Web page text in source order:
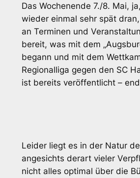
Das Wochenende 7./8. Mai,
wieder einmal sehr spät
an Terminen und
bereit, was mit dem
begann und mit dem
Regionalliga gegen den SC
ist bereits veröffentlicht –
Leider liegt es in der Natur
angesichts derart vieler
nicht alles optimal über die